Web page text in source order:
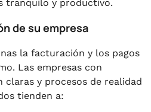
tranquilo y productivo.
de su empresa
la facturación y los pagos
Las empresas con
y procesos de realidad
tienden a: